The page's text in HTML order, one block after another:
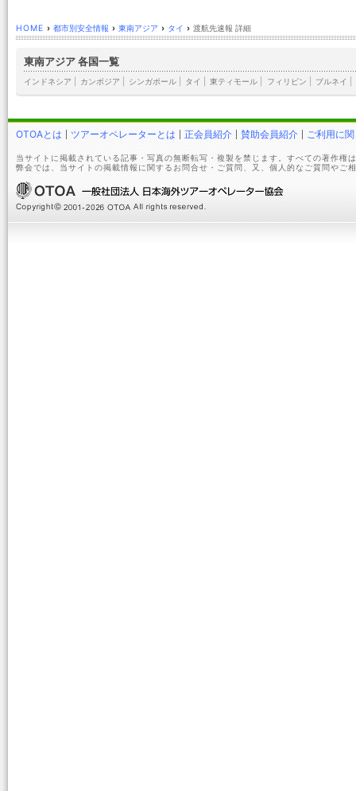
HOME › 都市別安全情報 › 東南アジア › タイ › 渡航先速報 詳細
東南アジア 各国一覧
インドネシア カンボジア シンガポール タイ 東ティモール フィリピン ブルネイ
OTOAとは ツアーオペレーターとは 正会員紹介 賛助会員紹介 ご利用に
当サイトに掲載されている記事・写真の無断転写・複製を禁じます。すべての著作権
弊会では、当サイトの掲載情報に関するお問合せ・ご質問、又、個人的なご質問やご